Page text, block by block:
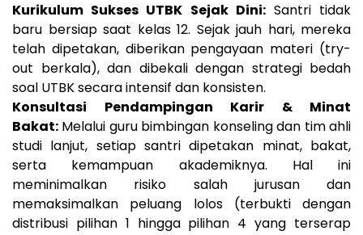
Kurikulum Sukses UTBK Sejak Dini:Santri tidak
baru bersiap saat kelas 12. Sejak jauh hari, mereka
telah dipetakan, diberikan pengayaan materi (try-
out berkala), dan dibekali dengan strategi bedah
soal UTBK secara intensif dan konsisten.
Konsultasi Pendampingan Karir & Minat
Bakat: Melalui guru bimbingan konseling dan tim ahli
studi lanjut, setiap santri dipetakan minat, bakat,
serta kemampuan akademiknya. Hal ini
meminimalkan risiko salah jurusan dan
memaksimalkan peluang lolos (terbukti dengan
distribusi pilihan 1 hingga pilihan 4 yang terserap